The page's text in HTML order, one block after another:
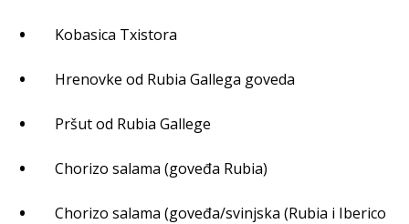
Kobasica Txistora
Hrenovke od Rubia Gallega goveda
Pršut od Rubia Gallege
Chorizo salama (goveđa Rubia)
Chorizo salama (goveđa/svinjska (Rubia i Iberico